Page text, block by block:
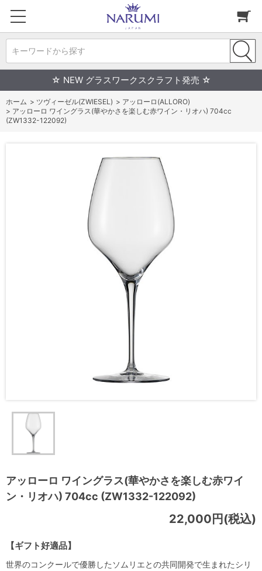
キーワードから探す
☆ NEW グラスワークスクラフト発売 ☆
ホーム > ツヴィーゼル(ZWIESEL) > アッローロ(ALLORO)
> アッローロ ワイングラス(華やかさを楽しむ赤ワイン・リオハ) 704cc
(ZW1332-122092)
アッローロ ワイングラス(華やかさを楽しむ赤ワイ
ン・リオハ) 704cc (ZW1332-122092)
【ギフト好適品】
22,000円(税込)
世界のコンクールで優勝したソムリエとの共同開発で生まれたシリ